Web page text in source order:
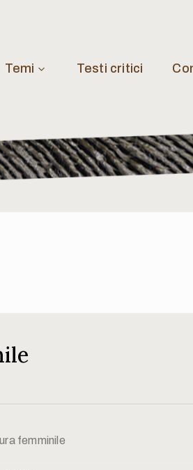
Temi Testi critici
femminile